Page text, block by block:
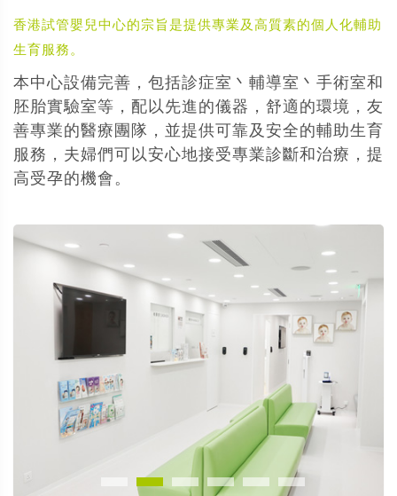
香港試管嬰兒中心的宗旨是提供專業及高質素的個人化輔助
生育服務。
本中心設備完善，包括診症室丶輔導室丶手術室和
胚胎實驗室等，配以先進的儀器，舒適的環境，友
善專業的醫療團隊，並提供可靠及安全的輔助生育
服務，夫婦們可以安心地接受專業診斷和治療，提
高受孕的機會。